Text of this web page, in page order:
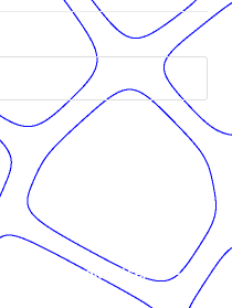
- Tous droits réservés -